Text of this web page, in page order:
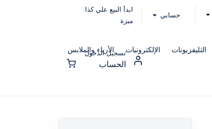
حسابي
ابدأ البيع علي كذا
ميزة
التليفزيونات الإلكترونيات الأزياء والملابس
تسجيل الدخول
الحساب